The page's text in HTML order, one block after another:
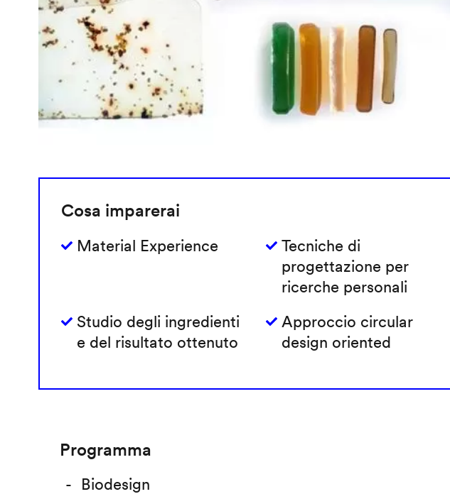
Cosa imparerai
Material Experience
Tecniche di
progettazione per
ricerche personali
Studio degli ingredienti
e del risultato ottenuto
Approccio circular
design oriented
Programma
Biodesign